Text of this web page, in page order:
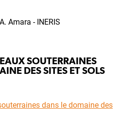
Amara - INERIS
SOUTERRAINES
DES SITES ET SOLS
dans le domaine des